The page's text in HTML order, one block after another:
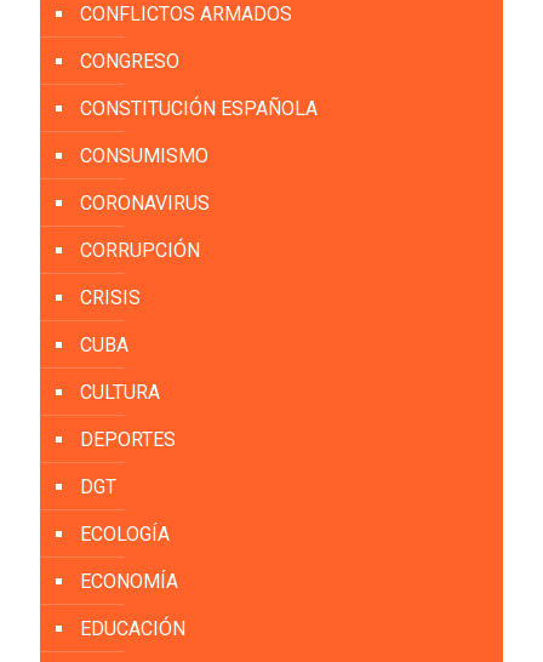
CONFLICTOS ARMADOS
CONGRESO
CONSTITUCIÓN ESPAÑOLA
CONSUMISMO
CORONAVIRUS
CORRUPCIÓN
CRISIS
CUBA
CULTURA
DEPORTES
DGT
ECOLOGÍA
ECONOMÍA
EDUCACIÓN